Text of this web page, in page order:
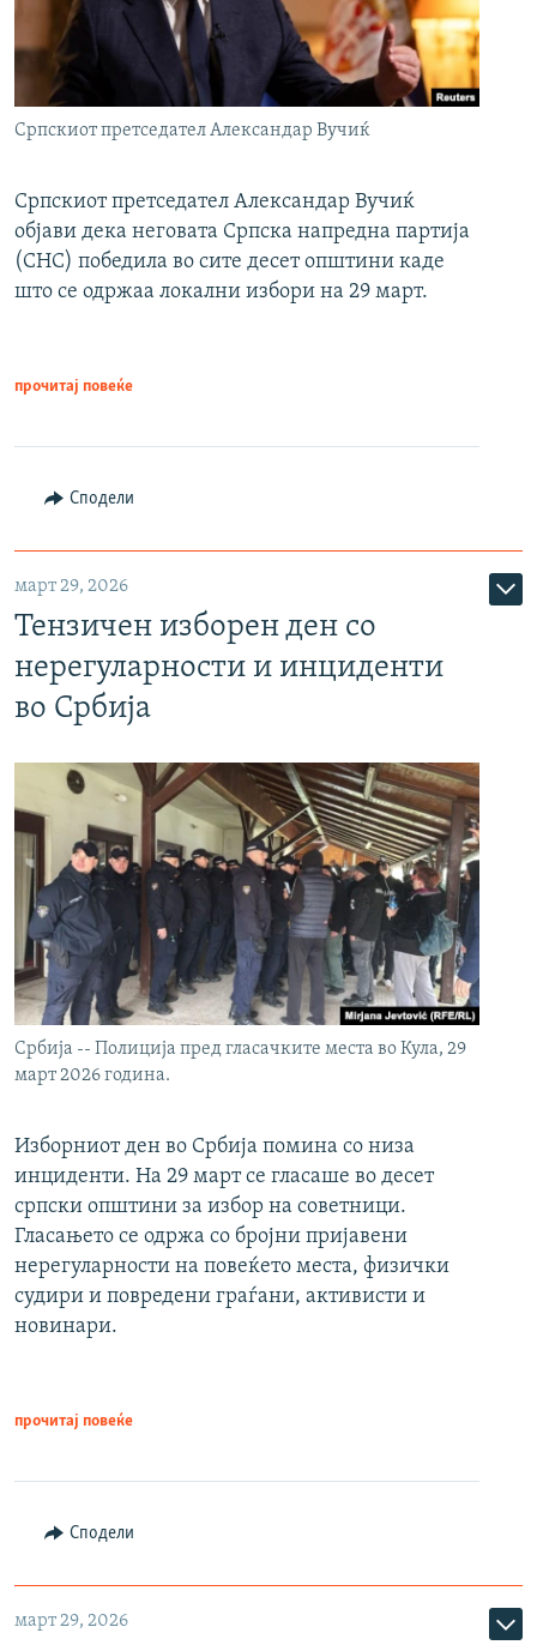
Српскиот претседател Александар Вучиќ
Српскиот претседател Александар Вучиќ
објави дека неговата Српска напредна партија
(СНС) победила во сите десет општини каде
што се одржаа локални избори на 29 март.
прочитај повеќе
Сподели
март 29, 2026
Тензичен изборен ден со
нерегуларности и инциденти
во Србија
Србија -- Полиција пред гласачките места во Кула, 29
март 2026 година.
Изборниот ден во Србија помина со низа
инциденти. На 29 март се гласаше во десет
српски општини за избор на советници.
Гласањето се одржа со бројни пријавени
нерегуларности на повеќето места, физички
судири и повредени граѓани, активисти и
новинари.
прочитај повеќе
Сподели
март 29, 2026